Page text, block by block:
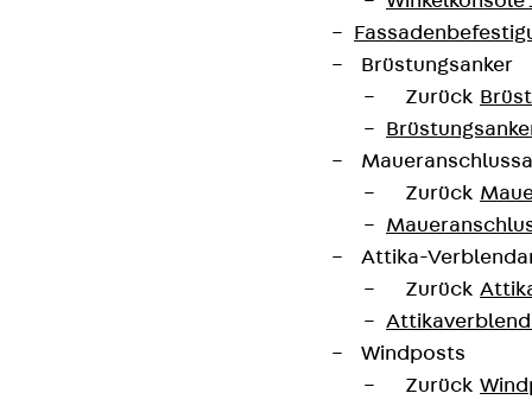
Brüstungsanker
Zurück
Zurück
Attika-
Zurück
Windposts
Zurück